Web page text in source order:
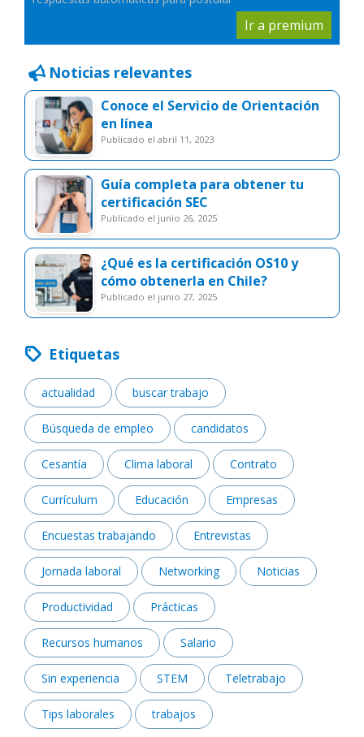
Ir a premium
Noticias relevantes
Conoce el Servicio de Orientación
en línea
publicado el abril 11, 2023
Guía completa para obtener tu
certificación SEC
publicado el junio 26, 2025
¿Qué es la certificación OS10 y
cómo obtenerla en Chile?
publicado el junio 27, 2025
Etiquetas
actualidad buscar trabajo
Búsqueda de empleo candidatos
Cesantía Clima laboral Contrato
Currículum Educación Empresas
Encuestas trabajando Entrevistas
Jornada laboral Networking Noticias
Productividad Prácticas
Recursos humanos Salario
Sin experiencia STEM Teletrabajo
Tips laborales trabajos